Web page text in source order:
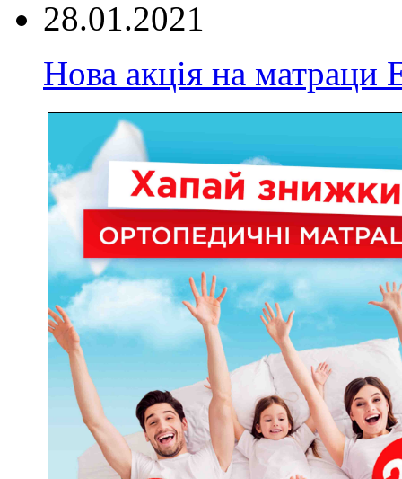
28.01.2021
Нова акція на